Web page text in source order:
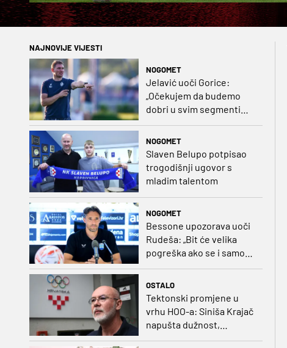
NAJNOVIJE VIJESTI
NOGOMET
Jelavić uoči Gorice:
„Očekujem da budemo
dobri u svim segmentima
NOGOMET
Slaven Belupo potpisao
trogodišnji ugovor s
mladim talentom
NOGOMET
Bessone upozorava uoči
Rudeša: „Bit će velika
pogreška ako se i samo
malo opustimo“
OSTALO
Tektonski promjene u
vrhu HOO-a: Siniša Krajač
napušta dužnost,
razriješeno i svih osam